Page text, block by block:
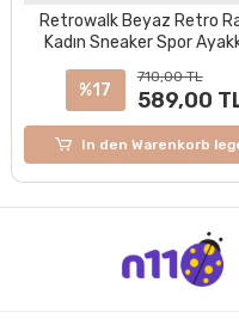
Retrowalk Beyaz Retro
Kadın Sneaker Spor
%17
710,00 TL
589,00
In den Warenkorb